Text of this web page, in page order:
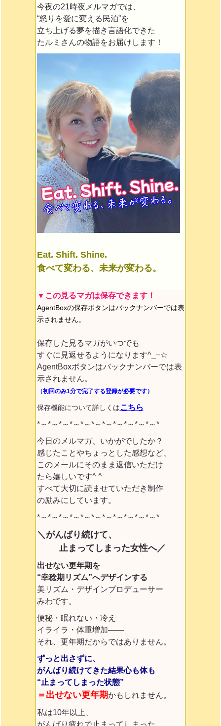
今夜の21時夜メルマガでは、
“怒りを愛に変える民泊”を
立ち上げる夢を描き言語化できた
たルミさんの物語をお届けします！
Eat. Shift. Shine.
食べて変わる、未来が変わる。
▼この見るマガは保存できます！
AgentBoxの保存ボタンはバックナンバーでは表
示されません。
保存した見るマガがいつでも
すぐに見返せるようになります^_−☆
AgentBoxボタンはバックナンバーでは表
示されません。
（初回のみ1分で完了する登録が必要です）
保存機能について詳しくはこちら
*～*～*～*～*～*～*～*～*～*～*～*
今日のメルマガ、いかがでしたか？
感じたことやちょっとした感想など、
このメールにそのまま返信いただけ
たら嬉しいです^ ^
すべて大切に読ませていただき制作
の励みにしています。
*～*～*～*～*～*～*～*～*～*～*～*
＼がんばり続けて、
止まってしまった女性へ／
出せない更年期を
“幸稔期リズム”へデザインする
美リズム・デザインプロデューサー
みわです。
便秘・眠れない・冷え
イライラ・体重増加——
それ、更年期だからではありません。
ずっと出さずに、
がんばり続けてきた結果心も体も
“止まってしまった状態”
＝出せない更年期かもしれません。
私は10年以上、
がんばり疲れで止まってしまった